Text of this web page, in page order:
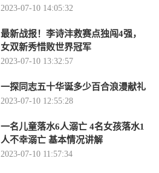
2023-07-10 14:05:32
最新战报！李诗沣救赛点独闯4强，
女双新秀惜败世界冠军
2023-07-10 13:32:57
一探同志五十华诞多少百合浪漫献礼
2023-07-10 12:55:28
一名儿童落水6人溺亡 4名女孩落水1
人不幸溺亡 基本情况讲解
2023-07-10 11:57:34